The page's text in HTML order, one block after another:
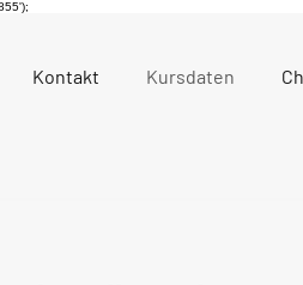
Kontakt Kursdaten